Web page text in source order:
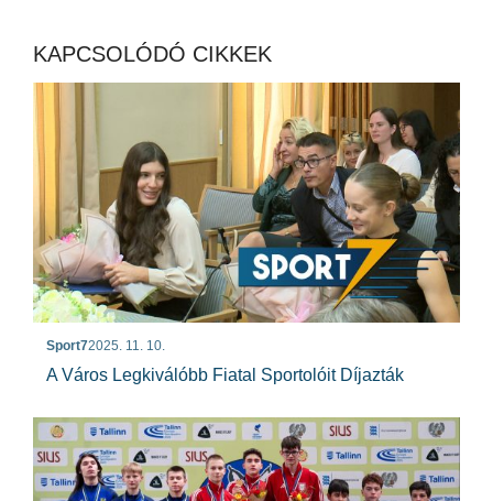
KAPCSOLÓDÓ CIKKEK
Sport72025. 11. 10.
A Város Legkiválóbb Fiatal Sportolóit Díjazták